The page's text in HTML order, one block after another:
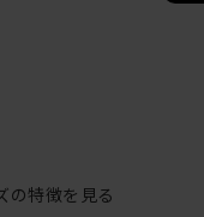
の特徴を見る